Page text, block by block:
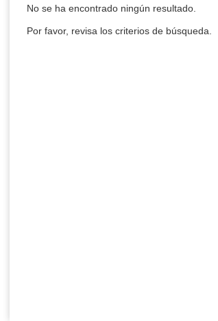
No se ha encontrado ningún resultado.
Por favor, revisa los criterios de búsqueda.